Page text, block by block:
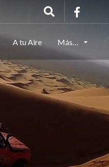
A tu Aire Más…